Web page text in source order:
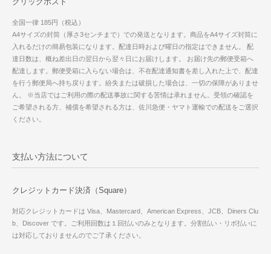
全国一律 185円（税込）
A4サイズの封筒（厚さ3センチまで）での発送となります。商品をA4サイズ封筒に
入れるだけの簡易包装になります。配達日時および曜日の指定はできません。 配
達日数は、概ね差出日の翌日から翌々日にお届けします。 お届け先の郵便受箱へ
配達します。郵便受箱に入らない場合は、不在配達通知書を差し入れた上で、配達
を行う郵便局へ持ち戻ります。紛失または破損した場合は、一切の保障がありませ
ん。 ※当店ではご利用の際の配送事故に関する苦情は承れません。受領の確認を
ご希望される方、補償を希望される方は、佐川急便・ヤマト運輸での配送をご選択
ください。
支払い方法について
クレジットカード決済（Square）
対応クレジットカードは Visa、Mastercard、American Express、JCB、Diners Clu
b、Discover です。ご利用回数は１回払いのみとなります。分割払い・リボ払いに
は対応しておりませんのでご了承ください。